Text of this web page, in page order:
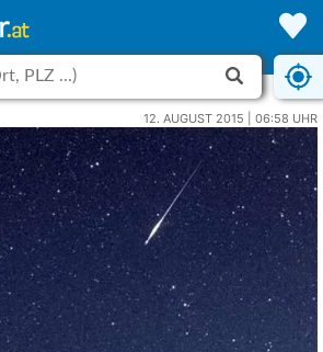
12. AUGUST 2015 | 06:58 UHR